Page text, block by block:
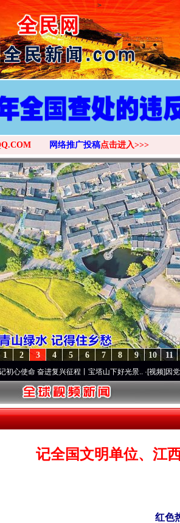
>
网络推广投稿点击进入>>>
11
10
9
8
7
6
5
4
3
2
1
进复兴征程丨宝塔山下好光景..·[视频]因党而生 为党
记全国文明单位、江
红色